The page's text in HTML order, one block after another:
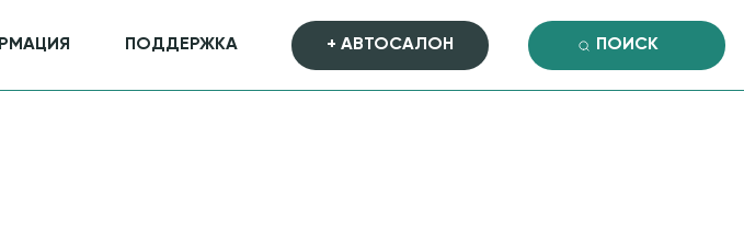
ПОДДЕРЖКА + АВТОСАЛОН